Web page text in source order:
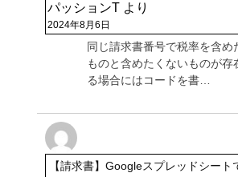
パッションT より
2024年8月6日
同じ請求書番号で税率を含め
ものと含めたくないものが存
る場合にはコードを書…
【請求書】Googleスプレッドシート